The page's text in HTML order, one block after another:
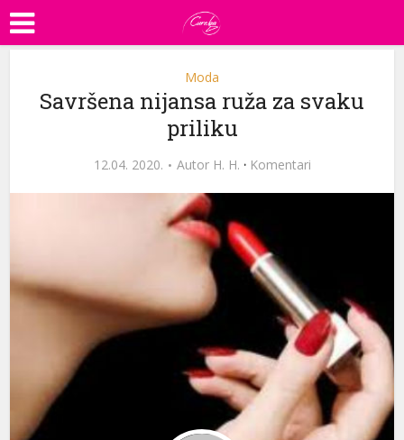
Moda
Savršena nijansa ruža za svaku
priliku
12.04. 2020. Autor H. H. · Komentari